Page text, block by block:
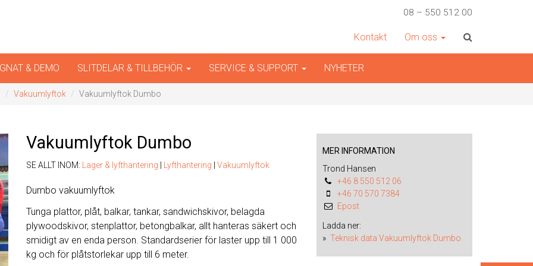
08 – 550 512 00
Kontakt Om oss
& DEMO SLITDELAR & TILLBEHÖR SERVICE & SUPPORT NYHETER
Vakuumlyftok Vakuumlyftok Dumbo
Vakuumlyftok Dumbo
SE ALLT INOM: Lager & lyfthantering Lyfthantering Vakuumlyftok
Dumbo vakuumlyftok
Tunga plattor, plåt, balkar, tankar, sandwichskivor, belagda
plywoodskivor, stenplattor, betongbalkar, allt hanteras säkert och
smidigt av en enda person. Standardserier för laster upp till 1 000
kg och för plåtstorlekar upp till 6 meter.
MER INFORMATION
Trond Hansen
+46 8 550 512 06
+46 70 570 7384
Epost
Ladda ner:
Teknisk data Vakuumlyftok Dumbo